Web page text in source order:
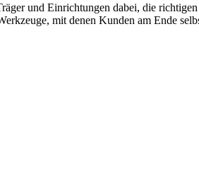
und Einrichtungen dabei, die
mit denen Kunden am Ende